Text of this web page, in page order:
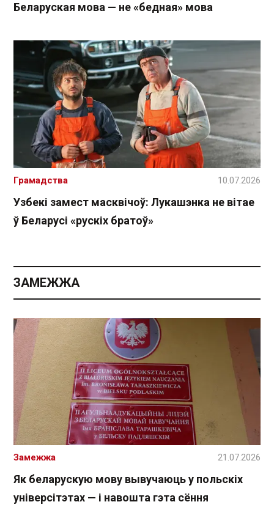
Беларуская мова — не «бедная» мова
Узбекі замест масквічоў: Лукашэнка не вітае
ў Беларусі «рускіх братоў»
Грамадства 10.07.2026
ЗАМЕЖЖА
Як беларускую мову вывучаюць у польскіх
універсітэтах — і навошта гэта сёння
Замежжа 21.07.2026